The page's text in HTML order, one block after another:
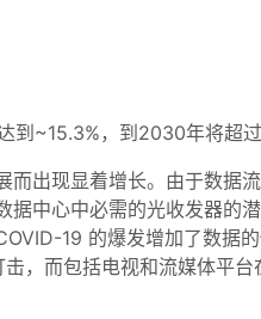
到~15.3%，到2030年将超过
出现显着增长。由于数据
中心中必需的光收发器的
19 的爆发增加了数据
，而包括电视和流媒体平